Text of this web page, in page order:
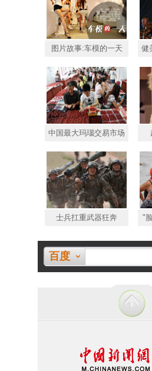
图片故事:车模的一天 健
中国最大玛瑙交易市场
士兵扛重武器狂奔 "
百度